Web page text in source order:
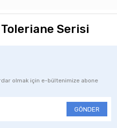
Serisi
olmak için e-bültenimize abone
GÖNDER